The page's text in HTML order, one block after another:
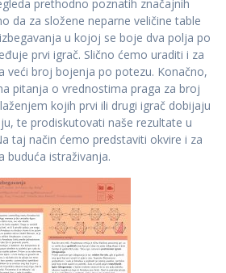
prethodno poznatih značajnih
da za složene neparne veličine table
u kojoj se boje dva polja po
prvi igrač. Slično ćemo uraditi i za
veći broj bojenja po potezu. Konačno,
pitanja o vrednostima praga za broj
kojih prvi ili drugi igrač dobijaju
te prodiskutovati naše rezultate u
taj način ćemo predstaviti okvire i za
buduća istraživanja.